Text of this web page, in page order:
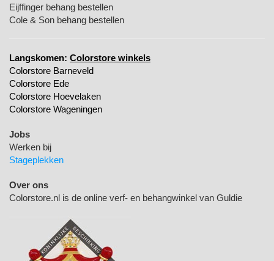
Eijffinger behang bestellen
Cole & Son behang bestellen
Langskomen: Colorstore winkels
Colorstore Barneveld
Colorstore Ede
Colorstore Hoevelaken
Colorstore Wageningen
Jobs
Werken bij
Stageplekken
Over ons
Colorstore.nl is de online verf- en behangwinkel van Guldie